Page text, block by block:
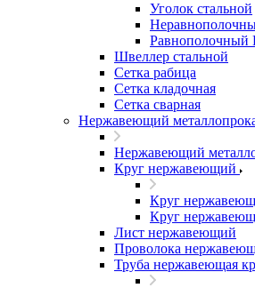
Уголок стальной
Швеллер стальной
Сетка рабица
Сетка кладочная
Сетка сварная
Нержавеющий
Нержавеющий
Круг нержавеющий
Круг
Круг
Лист нержавеющий
Проволока
Труба нержавеющая